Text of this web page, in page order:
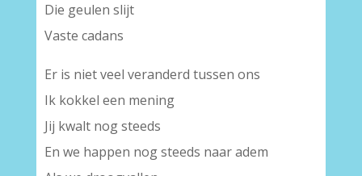
Die geulen slijt
Vaste cadans
Er is niet veel veranderd tussen ons
Ik kokkel een mening
Jij kwalt nog steeds
En we happen nog steeds naar adem